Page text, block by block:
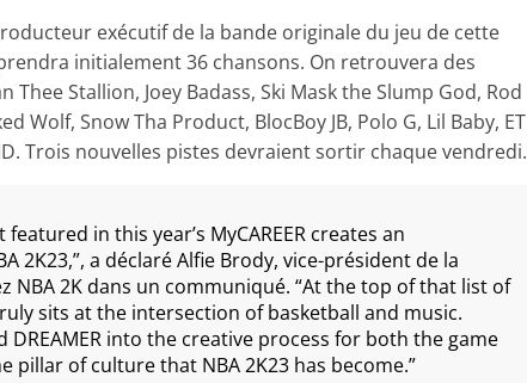
exécutif de la bande originale du jeu de cette
initialement 36 chansons. On retrouvera des
Stallion, Joey Badass, Ski Mask the Slump God, Rod
Wolf, Snow Tha Product, BlocBoy JB, Polo G, Lil Baby, ET
Trois nouvelles pistes devraient sortir chaque vendredi.
in this year’s MyCAREER creates an
2K23,”, a déclaré Alfie Brody, vice-président de la
NBA 2K dans un communiqué. “At the top of that list of
sits at the intersection of basketball and music.
DREAMER into the creative process for both the game
pillar of culture that NBA 2K23 has become.”